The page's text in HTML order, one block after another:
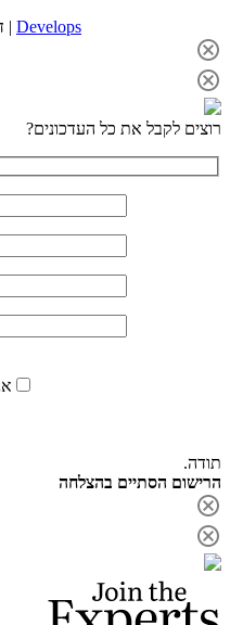
דבלופס – בניית אתרים ופיתוח מערכות | Develops
רוצים לקבל את כל העדכונים?
תודה.
הרישום הסתיים בהצלחה